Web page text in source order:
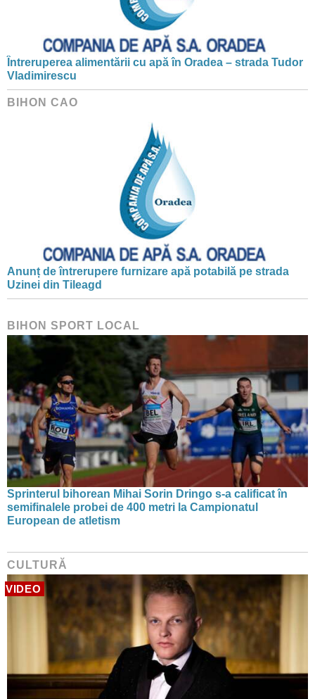
Întreruperea alimentării cu apă în Oradea – strada Tudor
Vladimirescu
BIHON CAO
Anunț de întrerupere furnizare apă potabilă pe strada
Uzinei din Tileagd
BIHON SPORT LOCAL
Sprinterul bihorean Mihai Sorin Dringo s-a calificat în
semifinalele probei de 400 metri la Campionatul
European de atletism
CULTURĂ
VIDEO